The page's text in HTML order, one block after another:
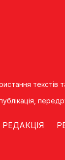
текстів
РЕДАКЦІЯ